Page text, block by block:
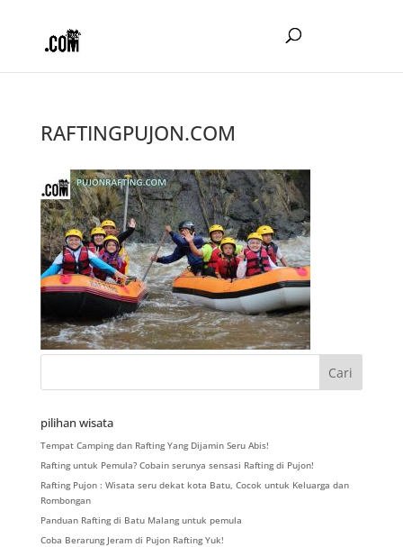
RAFTINGPUJON.COM
pilihan wisata
Tempat Camping dan Rafting Yang Dijamin Seru Abis!
Rafting untuk Pemula? Cobain serunya sensasi Rafting di Pujon!
Rafting Pujon : Wisata seru dekat kota Batu, Cocok untuk Keluarga dan
Rombongan
Panduan Rafting di Batu Malang untuk pemula
Coba Berarung Jeram di Pujon Rafting Yuk!